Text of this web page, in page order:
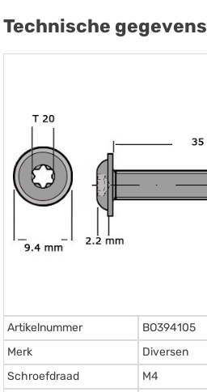
Technische gegevens
Artikelnummer
BO394105
Merk
Diversen
Schroefdraad
M4